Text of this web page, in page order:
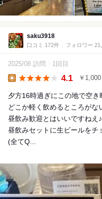
saku3918
口コミ 172件 フォロワー 21
2025/08 訪問 1回目
4.1 ￥
夕方16時過ぎにこの地で空き
どこか軽く飲めるところがな
昼飲み歓迎とはいいですねえ♪
昼飲みセットに生ビールをチ
(全てQ...